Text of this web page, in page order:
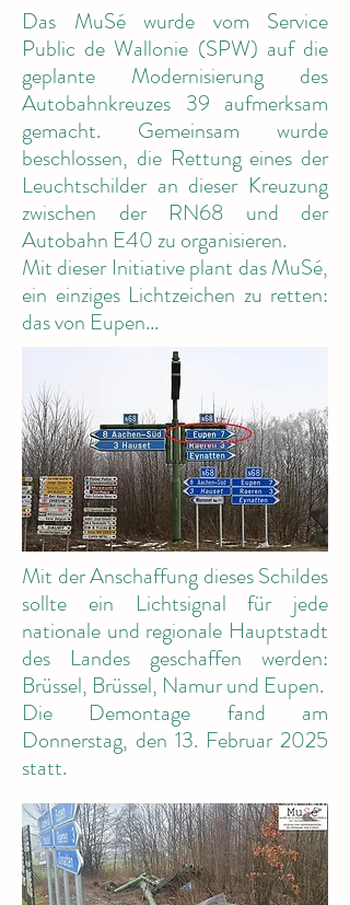
Das MuSé wurde vom Service
Public de Wallonie (SPW) auf die
geplante Modernisierung des
Autobahnkreuzes 39 aufmerksam
gemacht. Gemeinsam wurde
beschlossen, die Rettung eines der
Leuchtschilder an dieser Kreuzung
zwischen der RN68 und der
Autobahn E40 zu organisieren.
Mit dieser Initiative plant das MuSé,
ein einziges Lichtzeichen zu retten:
das von Eupen...
Mit der Anschaffung dieses Schildes
sollte ein Lichtsignal für jede
nationale und regionale Hauptstadt
des Landes geschaffen werden:
Brüssel, Brüssel, Namur und Eupen.
Die Demontage fand am
Donnerstag, den 13. Februar 2025
statt.